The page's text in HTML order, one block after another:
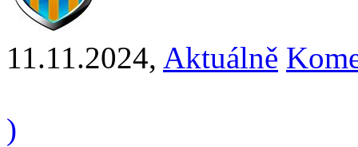
11.11.2024, Aktuálně
)